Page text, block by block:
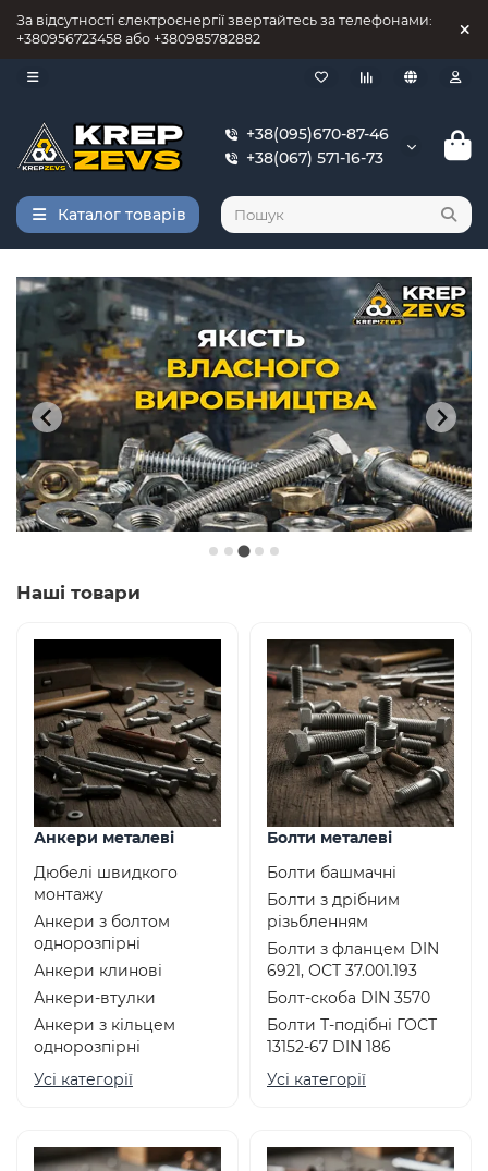
За відсутності єлектроєнергії звертайтесь за телефонами:
+380956723458 або +380985782882
+38(095)670-87-46
+38(067) 571-16-73
Каталог товарів
Наші товари
Анкери металеві
Дюбелі швидкого
монтажу
Анкери з болтом
однорозпірні
Анкери клинові
Анкери-втулки
Анкери з кільцем
однорозпірні
Усі категорії
Болти металеві
Болти башмачні
Болти з дрібним
різьбленням
Болти з фланцем DIN
6921, ОСТ 37.001.193
Болт-скоба DIN 3570
Болти Т-подібні ГОСТ
13152-67 DIN 186
Усі категорії